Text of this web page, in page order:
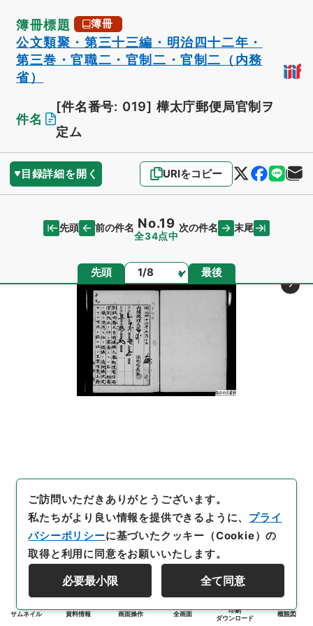
簿冊標題 簿冊
公文類聚・第三十三編・明治四十二年・
第三巻・官職二・官制二・官制二（内務
省）
件名
[件名番号: 019] 樺太庁郵便局官制ヲ
定ム
目録詳細を開く URIをコピー
先頭 前の件名 No.19
全34点中
次の件名 末尾
先頭 ページ 最後
サムネイル 資料情報 画面操作 全画面
印刷
ダウンロード
概観図
ご訪問いただきありがとうございます。
私たちがより良い情報を提供できるように、 プライ
バシーポリシーに基づいたクッキー（Cookie）の
取得と利用に同意をお願いいたします。
必要最小限 全て同意